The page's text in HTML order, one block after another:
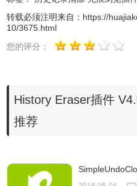
2、最新版本的chrome浏览器
插件安装时出现"CRX-
转载必须注明来自： https://
10/3675.html
您的评分：
History Eraser插件
推荐